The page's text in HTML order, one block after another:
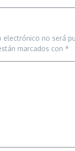
electrónico no será
marcados con *